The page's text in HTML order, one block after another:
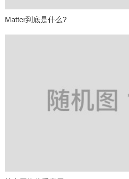
Matter到底是什么?